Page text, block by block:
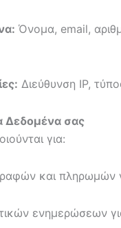
Όνομα, email,
Διεύθυνση IP,
Δεδομένα σας
για:
και πληρωμών
ενημερώσεων